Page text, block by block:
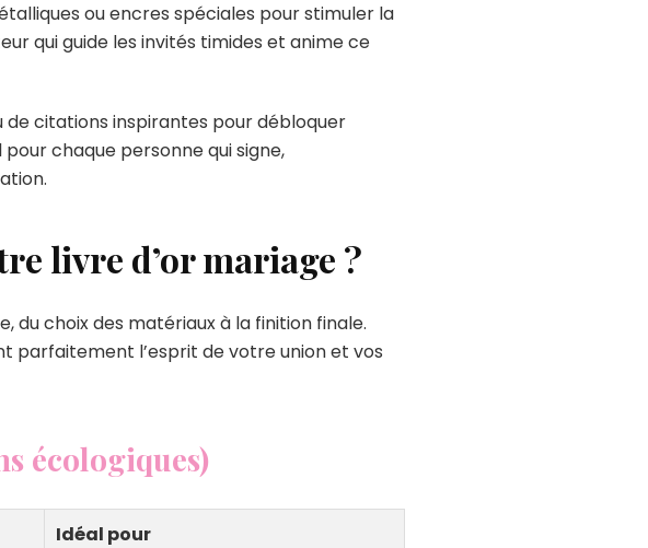
ou encres spéciales pour stimuler la
qui guide les invités timides et anime ce
citations inspirantes pour débloquer
chaque personne qui signe,
livre d’or mariage ?
du choix des matériaux à la finition finale.
parfaitement l’esprit de votre union et vos
écologiques)
Idéal pour